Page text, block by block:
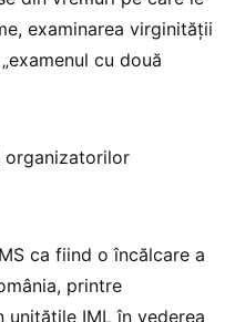
examinarea virginității
cu două
organizatorilor
ca fiind o încălcare a
printre
IML în vederea